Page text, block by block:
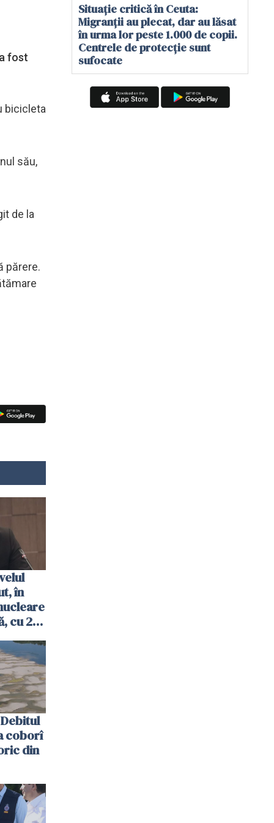
fost
bicicleta
său,
de la
părere.
în
cu 2
coborî
din
Situație critică în Ceuta:
Migranții au plecat, dar au lăsat
în urma lor peste 1.000 de copii.
Centrele de protecție sunt
sufocate